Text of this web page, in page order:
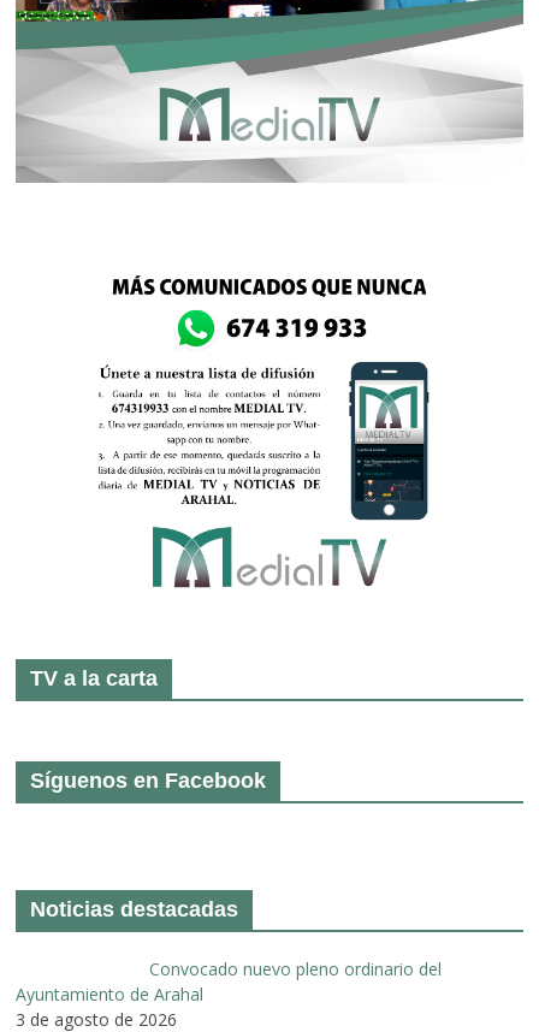
TV a la carta
Síguenos en Facebook
Noticias destacadas
Convocado nuevo pleno ordinario del
Ayuntamiento de Arahal
3 de agosto de 2026